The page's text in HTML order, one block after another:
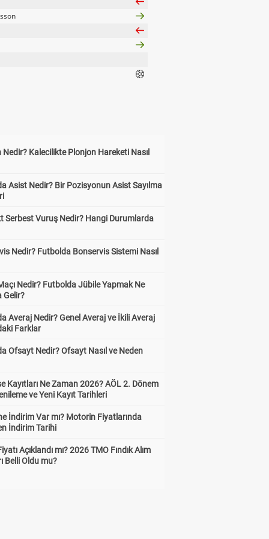
Nedir? Kalecilikte Plonjon Hareketi Nasıl
Asist Nedir? Bir Pozisyonun Asist Sayılma
Serbest Vuruş Nedir? Hangi Durumlarda
Nedir? Futbolda Bonservis Sistemi Nasıl
Nedir? Futbolda Jübile Yapmak Ne
Gelir?
Averaj Nedir? Genel Averaj ve İkili Averaj
Farklar
Ofsayt Nedir? Ofsayt Nasıl ve Neden
Kayıtları Ne Zaman 2026? AÖL 2. Dönem
ve Yeni Kayıt Tarihleri
İndirim Var mı? Motorin Fiyatlarında
İndirim Tarihi
Açıklandı mı? 2026 TMO Fındık Alım
Belli Oldu mu?